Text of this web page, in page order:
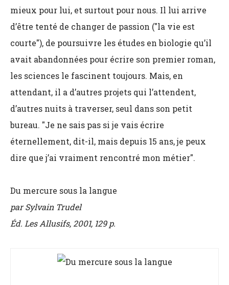
mieux pour lui, et surtout pour nous. Il lui arrive
d’être tenté de changer de passion ("la vie est
courte"), de poursuivre les études en biologie qu’il
avait abandonnées pour écrire son premier roman,
les sciences le fascinent toujours. Mais, en
attendant, il a d’autres projets qui l’attendent,
d’autres nuits à traverser, seul dans son petit
bureau. "Je ne sais pas si je vais écrire
éternellement, dit-il, mais depuis 15 ans, je peux
dire que j’ai vraiment rencontré mon métier".
Du mercure sous la langue
par Sylvain Trudel
Éd. Les Allusifs, 2001, 129 p.